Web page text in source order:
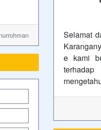
Selamat
e kami